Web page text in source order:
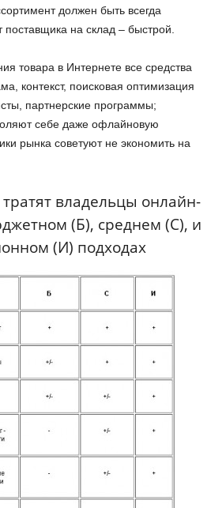
должен быть всегда
поставщика на склад – быстрой.
товара в Интернете все средства
контекст, поисковая оптимизация
партнерские программы;
себе даже офлайновую
рынка советуют не экономить на
владельцы онлайн-
(Б), среднем (С), и
(И) подходах